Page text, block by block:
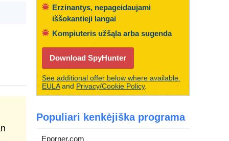
Erzinantys, nepageidaujami
iššokantieji langai
Kompiuteris užšąla arba sugenda
Download SpyHunter
See additional offer below where available.
EULAand Privacy/Cookie Policy.
Populiari kenkėjiška programa
Eporner.com